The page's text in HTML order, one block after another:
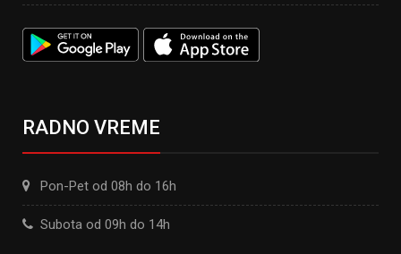
RADNO VREME
Pon-Pet od 08h do 16h
Subota od 09h do 14h